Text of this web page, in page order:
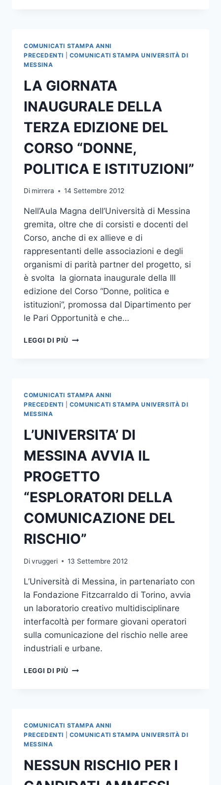
COMUNICATI STAMPA ANNI
PRECEDENTI
COMUNICATI STAMPA UNIVERSITÀ DI
MESSINA
LA GIORNATA
INAUGURALE DELLA
TERZA EDIZIONE DEL
CORSO “DONNE,
POLITICA E ISTITUZIONI”
Di mirrera 14 Settembre 2012
Nell’Aula Magna dell’Università di Messina
gremita, oltre che di corsisti e docenti del
Corso, anche di ex allieve e di
rappresentanti delle associazioni e degli
organismi di parità partner del progetto, si
è svolta la giornata inaugurale della III
edizione del Corso “Donne, politica e
istituzioni”, promossa dal Dipartimento per
le Pari Opportunità e che…
LEGGI DI PIÙ LA
DEL
POLITICA
E
ISTITUZIONI”
COMUNICATI STAMPA ANNI
PRECEDENTI
COMUNICATI STAMPA UNIVERSITÀ DI
MESSINA
L’UNIVERSITA’ DI
MESSINA AVVIA IL
PROGETTO
“ESPLORATORI DELLA
COMUNICAZIONE DEL
RISCHIO”
Divruggeri 13 Settembre 2012
L’Università di Messina, in partenariato con
la Fondazione Fitzcarraldo di Torino, avvia
un laboratorio creativo multidisciplinare
interfacoltà per formare giovani operatori
sulla comunicazione del rischio nelle aree
industriali e urbane.
LEGGI DI PIÙ L’UNIVERSITA’
DEL
RISCHIO”
COMUNICATI STAMPA ANNI
PRECEDENTI
COMUNICATI STAMPA UNIVERSITÀ DI
MESSINA
NESSUN RISCHIO PER I